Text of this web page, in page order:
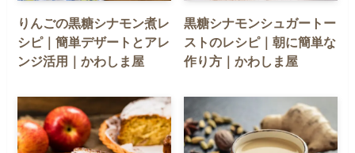
りんごの黒糖シナモン煮レ
シピ｜簡単デザートとアレ
ンジ活用｜かわしま屋
黒糖シナモンシュガートー
ストのレシピ｜朝に簡単な
作り方｜かわしま屋